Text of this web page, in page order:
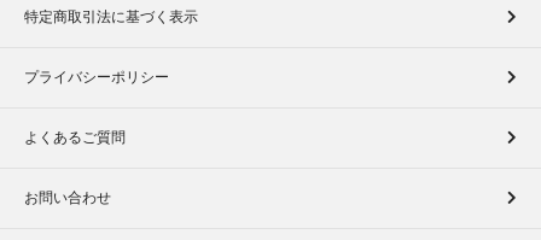
特定商取引法に基づく表示
プライバシーポリシー
よくあるご質問
お問い合わせ